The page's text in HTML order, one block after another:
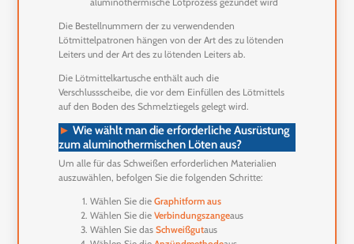
Die Bestellnummern der zu verwendenden
Lötmittelpatronen hängen von der Art des zu lötenden
Leiters und der Art des zu lötenden Leiters ab.
Die Lötmittelkartusche enthält auch die
Verschlussscheibe, die vor dem Einfüllen des Lötmittels
auf den Boden des Schmelztiegels gelegt wird.
► Wie wählt man die erforderliche Ausrüstung
zum aluminothermischen Löten aus?
Um alle für das Schweißen erforderlichen Materialien
auszuwählen, befolgen Sie die folgenden Schritte:
Wählen Sie dieGraphitform aus
Wählen Sie dieVerbindungszangeaus
Wählen Sie dasSchweißgutaus